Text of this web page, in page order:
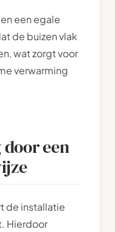
een egale
de buizen vlak
wat zorgt voor
verwarming
een
de installatie
Hierdoor